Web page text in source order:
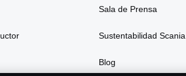
Sala de Prensa
Sustentabilidad Scania
Blog